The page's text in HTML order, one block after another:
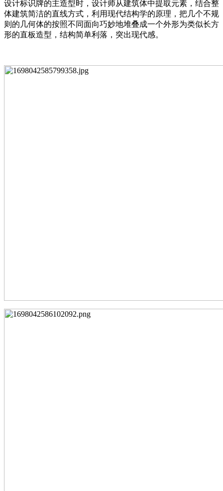
设计标识牌的主造型时，设计师从建筑体中提取元素，结合整
体建筑简洁的直线方式，利用现代结构学的原理，把几个不规
则的几何体的按照不同面向巧妙地堆叠成一个外形为类似长方
形的直板造型，结构简单利落，突出现代感。